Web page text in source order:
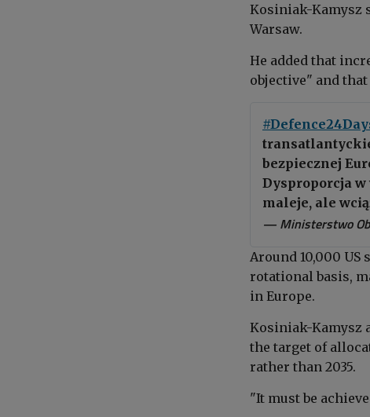
Kosiniak-Kamysz
Warsaw.
He added that
objective" and
bezpiecznej
Dysproporcja w
maleje, ale
— Ministerstwo
Around 10,000
rotational basis,
in Europe.
Kosiniak-Kamysz
the target of
rather than 2035.
"It must be